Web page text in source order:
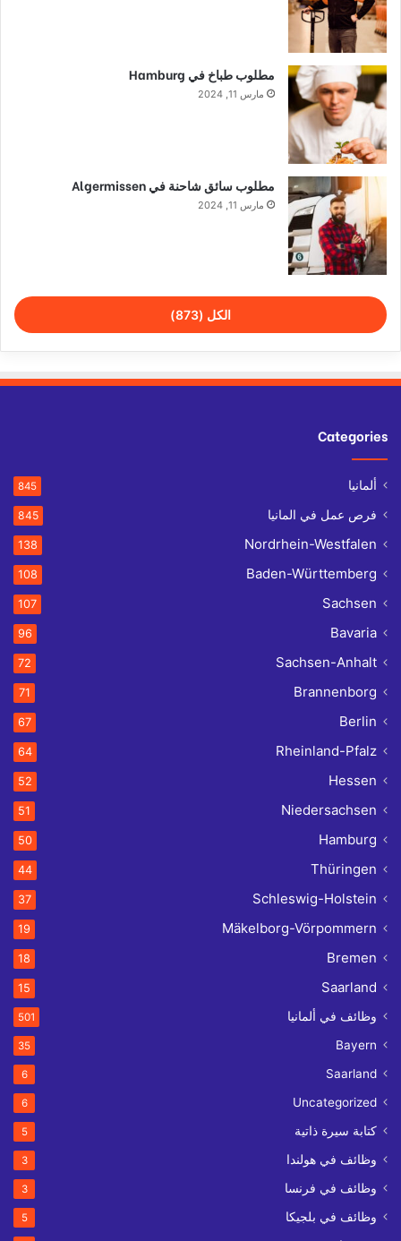
مطلوب طباخ في Hamburg
مارس 11, 2024
مطلوب سائق شاحنة في Algermissen
مارس 11, 2024
الكل (873)
Categories
ألمانيا 845
فرص عمل في المانيا 845
Nordrhein-Westfalen
138
Baden-Württemberg
108
Sachsen
107
Bavaria
96
Sachsen-Anhalt
72
Brannenborg
71
Berlin
67
Rheinland-Pfalz
64
Hessen
52
Niedersachsen
51
Hamburg
50
Thüringen
44
Schleswig-Holstein
37
Mäkelborg-Vörpommern
19
Bremen
18
Saarland
15
وظائف في ألمانيا 501
Bayern
35
Saarland
6
Uncategorized
6
كتابة سيرة ذاتية 5
وظائف في هولندا 3
وظائف في فرنسا 3
وظائف في بلجيكا 5